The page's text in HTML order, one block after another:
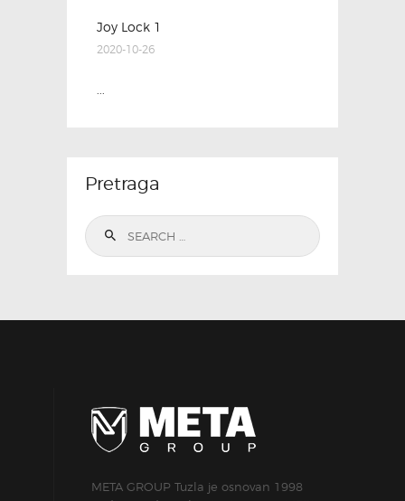
Joy Lock 1
2020-10-26
Pretraga
Search
for:
META GROUP Tuzla je osnovan 1998